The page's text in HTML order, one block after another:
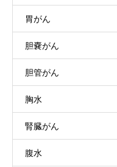
胃がん
胆嚢がん
胆管がん
胸水
腎臓がん
腹水